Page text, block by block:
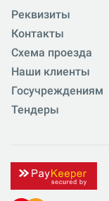
Реквизиты
Контакты
Схема проезда
Наши клиенты
Госучреждениям
Тендеры